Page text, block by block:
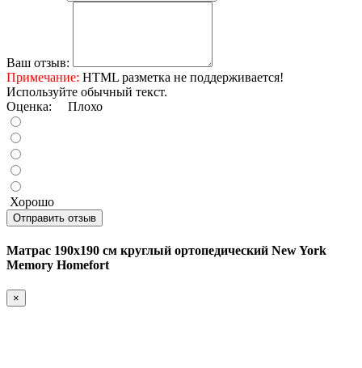
Ваш отзыв:
Примечание: HTML разметка не поддерживается!
Используйте обычный текст.
Оценка: Плохо
Хорошо
Отправить отзыв
Матрас 190х190 см круглый ортопедический New York
Memory Homefort
×